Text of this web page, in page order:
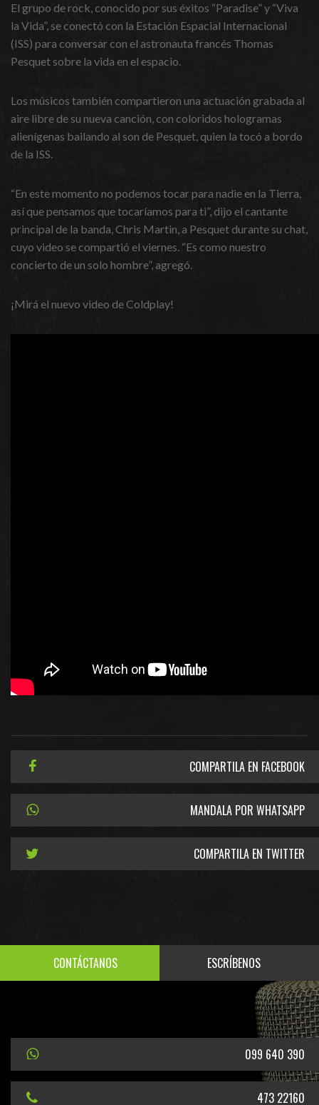
El grupo de rock, conocido por sus éxitos “Paradise” y “Viva
la Vida”, se conectó con la Estación Espacial Internacional
(ISS) para conversar con el astronauta francés Thomas
Pesquet sobre la vida en el espacio.
Los músicos también compartieron una actuación grabada al
aire libre de su nueva canción, con coloridos hologramas
alienígenas bailando al son de Pesquet, quien la tocó a bordo
de la ISS.
“En este momento no podemos tocar para nadie en la Tierra,
así que pensamos que tocaríamos para ti”, dijo el cantante
principal de la banda, Chris Martin, a Pesquet durante su chat,
cuyo video se compartió el viernes. “Es como nuestro
concierto de un solo hombre”, agregó.
¡Mirá el nuevo video de Coldplay!
COMPARTILA EN FACEBOOK
MANDALA POR WHATSAPP
COMPARTILA EN TWITTER
CONTÁCTANOS ESCRÍBENOS
099 640 390
473 22160